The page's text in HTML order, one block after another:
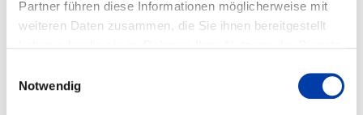
Partner führen diese Informationen möglicherweise mit
weiteren Daten zusammen, die Sie ihnen bereitgestellt
Notwendig
Laufzeit: 01.10.1993 - 30.09.1995
Institut für Schweißtechnik und Trennende